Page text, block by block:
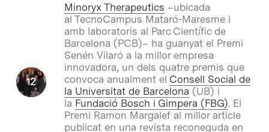
Minoryx Therapeutics –ubicada
al TecnoCampus Mataró-Maresme i
amb laboratoris al Parc Científic de
Barcelona (PCB)– ha guanyat el Premi
Senén Vilaró a la millor empresa
innovadora, un dels quatre premis que
convoca anualment el Consell Social de
la Universitat de Barcelona (UB) i
la Fundació Bosch i Gimpera (FBG). El
Premi Ramon Margalef al millor article
publicat en una revista reconeguda en